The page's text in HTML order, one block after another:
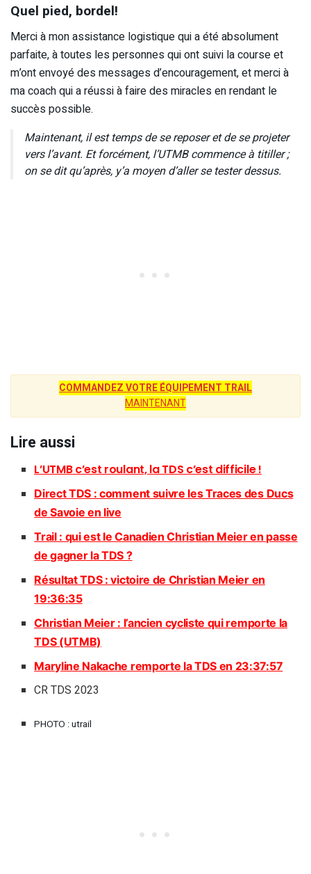
Quel pied, bordel!
Merci à mon assistance logistique qui a été absolument
parfaite, à toutes les personnes qui ont suivi la course et
m’ont envoyé des messages d’encouragement, et merci à
ma coach qui a réussi à faire des miracles en rendant le
succès possible.
Maintenant, il est temps de se reposer et de se projeter
vers l’avant. Et forcément, l’UTMB commence à titiller ;
on se dit qu’après, y’a moyen d’aller se tester dessus.
COMMANDEZ VOTRE ÉQUIPEMENT TRAIL
MAINTENANT
Lire aussi
L’UTMB c’est roulant, la TDS c’est difficile !
Direct TDS : comment suivre les Traces des Ducs
de Savoie en live
Trail : qui est le Canadien Christian Meier en passe
de gagner la TDS ?
Résultat TDS : victoire de Christian Meier en
19:36:35
Christian Meier : l’ancien cycliste qui remporte la
TDS (UTMB)
Maryline Nakache remporte la TDS en 23:37:57
CR TDS 2023
PHOTO : utrail